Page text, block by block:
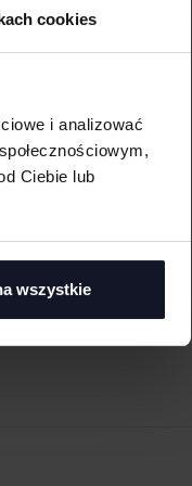
cookies
i analizować
Ciebie lub
wszystkie